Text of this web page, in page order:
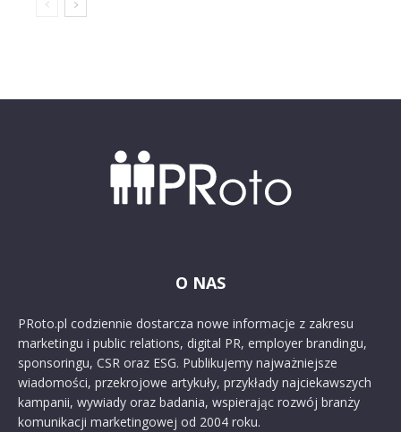
O NAS
PRoto.pl codziennie dostarcza nowe informacje z zakresu
marketingu i public relations, digital PR, employer brandingu,
sponsoringu, CSR oraz ESG. Publikujemy najważniejsze
wiadomości, przekrojowe artykuły, przykłady najciekawszych
kampanii, wywiady oraz badania, wspierając rozwój branży
komunikacji marketingowej od 2004 roku.